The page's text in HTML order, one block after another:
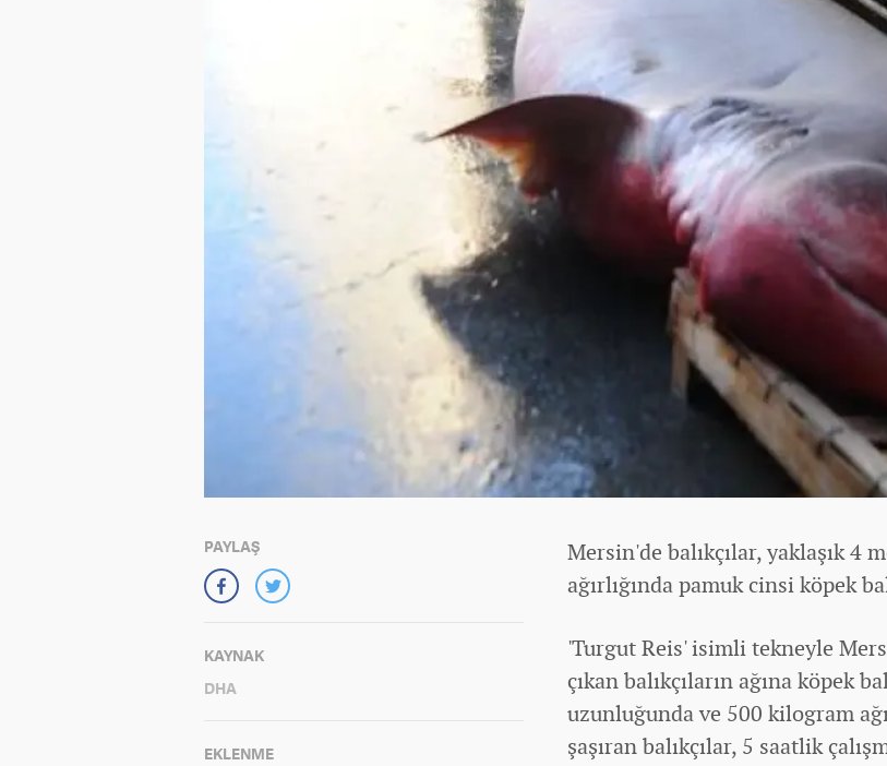
PAYLAŞ
KAYNAK
DHA
EKLENME
Mersin'de balıkçılar, yaklaşık 4
ağırlığında pamuk cinsi köpek
'Turgut Reis' isimli tekneyle
çıkan balıkçıların ağına köpek
uzunluğunda ve 500 kilogram
şaşıran balıkçılar, 5 saatlik